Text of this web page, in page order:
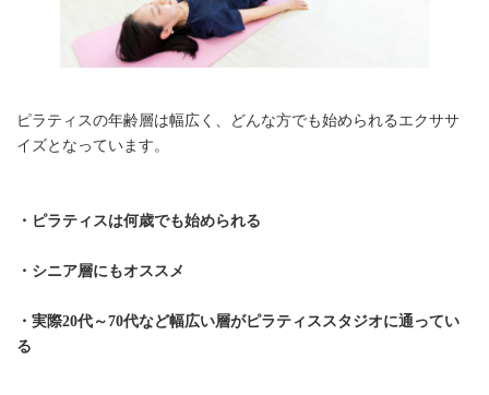
ピラティスの年齢層は幅広く、どんな方でも始められるエクササ
イズとなっています。
・ピラティスは何歳でも始められる
・シニア層にもオススメ
・実際20代～70代など幅広い層がピラティススタジオに通ってい
る